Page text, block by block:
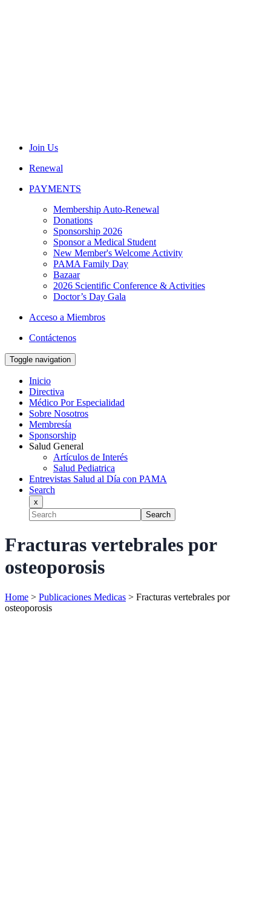
Join Us
Renewal
PAYMENTS
Membership Auto-Renewal
Donations
Sponsorship 2026
Sponsor a Medical Student
New Member's Welcome Activity
PAMA Family Day
Bazaar
2026 Scientific Conference & Activities
Doctor’s Day Gala
Acceso a Miembros
Contáctenos
Toggle navigation
Inicio
Directiva
Médico Por Especialidad
Sobre Nosotros
Membresía
Sponsorship
Salud General
Artículos de Interés
Salud Pediatrica
Entrevistas Salud al Día con PAMA
Search
x
Search
Fracturas vertebrales por
osteoporosis
Home > Publicaciones Medicas > Fracturas vertebrales por
osteoporosis